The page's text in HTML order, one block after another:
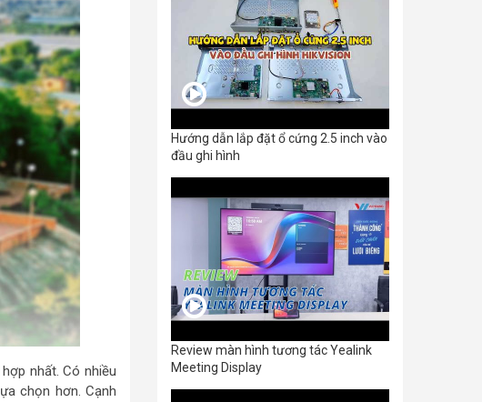
nhất. Có nhiều
chọn hơn. Cạnh
Hướng dẫn lắp đặt ổ cứng 2.5 inch vào
đầu ghi hình
Review màn hình tương tác Yealink
Meeting Display